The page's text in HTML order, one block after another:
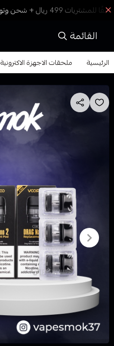
القائمة
الرئيسية ملحقات الاجهزة الاكترونية